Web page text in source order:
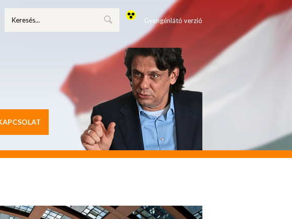
Gyengénlátó verzió